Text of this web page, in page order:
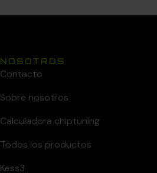
NOSOTROS
Contacto
Sobre nosotros
Calculadora chiptuning
Todos los productos
Kess3